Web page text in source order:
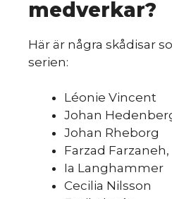
medverkar?
Här är några skådisar
serien:
Léonie Vincent
Johan
Johan Rheborg
Farzad Farzaneh,
Ia Langhammer
Cecilia Nilsson